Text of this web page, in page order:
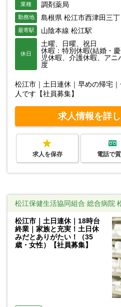
業種 調剤薬局
勤務地 島根県 松江市西津田三
最寄駅 山陰本線 松江駅
休日
土曜、日曜、祝日
休暇：特別休暇(結婚・
児休暇、介護休暇、アニ
度
松江市｜土日連休｜早めの帰宅
人です【社員募集】
求人情報を詳
求人を保存 電話で
松江保健生活協同組合 総合病院
松江市｜土日連休｜18時台
終業｜家族と充実！土日休
みだとありがたい！（35
歳・女性）【社員募集】